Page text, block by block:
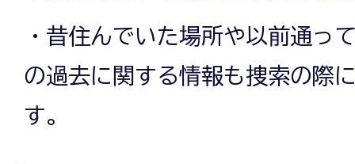
・昔住んでいた場所や以前通っ
の過去に関する情報も捜索の際
す。